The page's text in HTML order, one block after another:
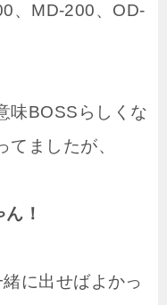
、MD-200、OD-
味BOSSらしくな
ましたが、
！
に出せばよかっ